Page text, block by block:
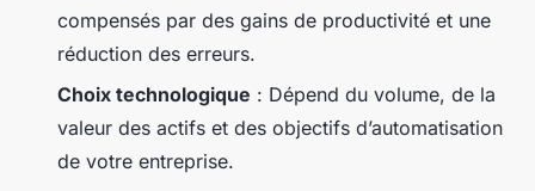
compensés par des gains de productivité et une
réduction des erreurs.
Choix technologique : Dépend du volume, de la
valeur des actifs et des objectifs d’automatisation
de votre entreprise.